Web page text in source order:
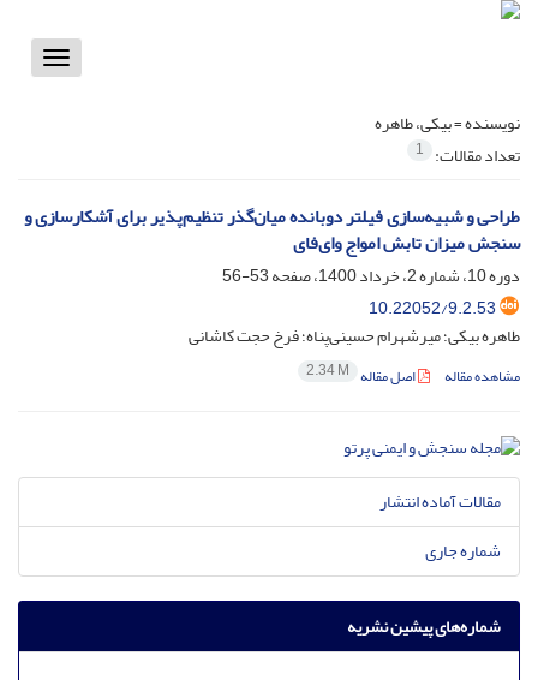
Toggle
نویسنده =بیکی، طاهره
تعداد مقالات: 1
طراحی و شبیه‌سازی فیلتر دوبانده میان‌گذر تنظیم‌پذیر برای آشکارسازی و
سنجش میزان تابش امواج وای‌فای
دوره 10، شماره 2، خرداد 1400، صفحه
53-56
10.22052/9.2.53
طاهره بیکی؛ میرشهرام حسینی‌پناه؛ فرخ حجت کاشانی
مشاهده مقاله اصل مقاله 2.34 M
مقالات آماده انتشار
شماره جاری
شماره‌های پیشین نشریه